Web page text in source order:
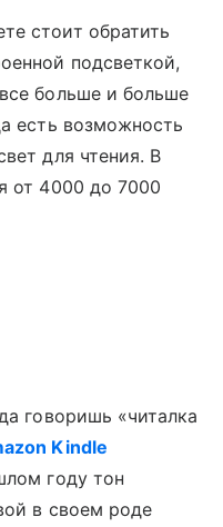
стоит обратить
подсветкой,
больше и больше
есть возможность
для чтения. В
от 4000 до 7000
говоришь «читалка
Kindle
году тон
в своем роде